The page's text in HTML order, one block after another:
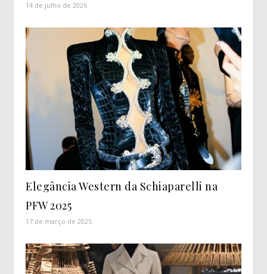
14 de julho de 2026
Elegância Western da Schiaparelli na
PFW 2025
17 de março de 2025